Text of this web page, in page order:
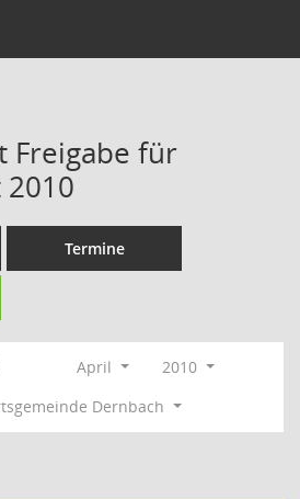
Freigabe für
Termine
April
2010
Dernbach